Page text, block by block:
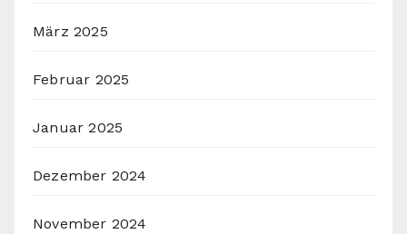
März 2025
Februar 2025
Januar 2025
Dezember 2024
November 2024